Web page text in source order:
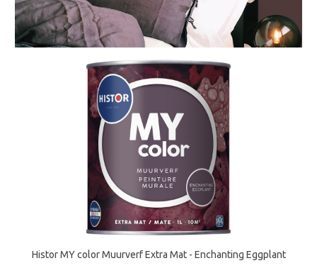
Histor MY color Muurverf Extra Mat - Enchanting Eggplant